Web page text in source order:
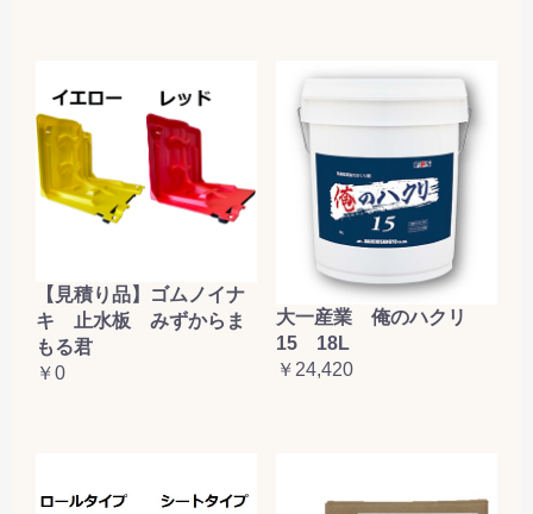
【見積り品】ゴムノイナ
キ 止水板 みずからま
もる君
￥0
大一産業 俺のハクリ
15 18L
￥24,420